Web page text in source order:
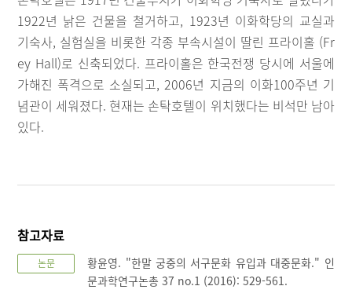
1922년 낡은 건물을 철거하고, 1923년 이화학당의 교실과
기숙사, 실험실을 비롯한 각종 부속시설이 딸린 프라이홀 (Fr
ey Hall)로 신축되었다. 프라이홀은 한국전쟁 당시에 서울에
가해진 폭격으로 소실되고, 2006년 지금의 이화100주년 기
념관이 세워졌다. 현재는 손탁호텔이 위치했다는 비석만 남아
있다.
참고자료
논문
황윤영. "한말 궁중의 서구문화 유입과 대중문화." 인
문과학연구논총 37 no.1 (2016): 529-561.